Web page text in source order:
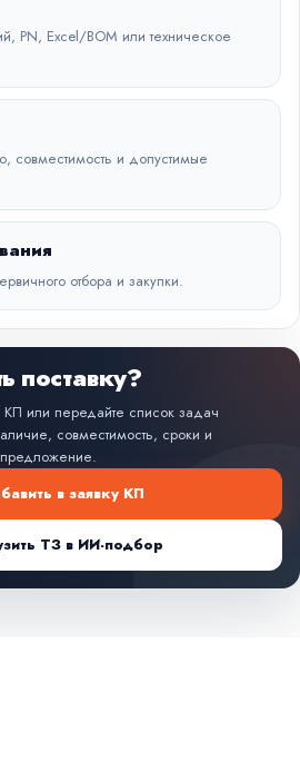
PN, Excel/BOM или техническое
совместимость и допустимые
отбора и закупки.
поставку?
КП или передайте список задач
совместимость, сроки и
в заявку КП
ТЗ в ИИ-подбор